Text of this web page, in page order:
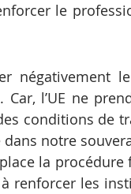
le
négativement
l’UE ne
conditions de
notre
la
renforcer les